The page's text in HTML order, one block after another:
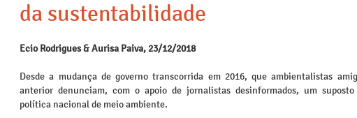
da sustentabilidade
Ecio Rodrigues & Aurisa Paiva, 23/12/2018
Desde a mudança de governo transcorrida em 2016, que ambientalistas
anterior denunciam, com o apoio de jornalistas desinformados, um
política nacional de meio ambiente.